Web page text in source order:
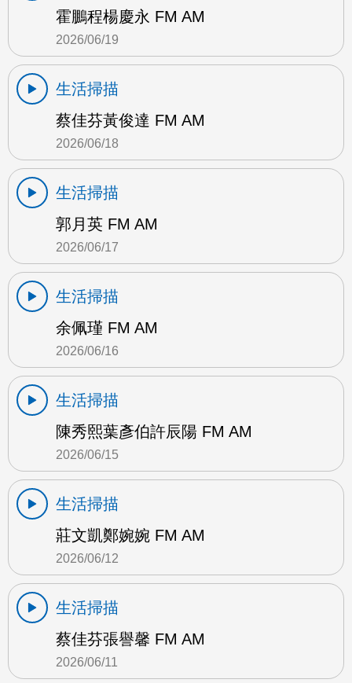
霍鵬程楊慶永 FM AM
2026/06/19
生活掃描
蔡佳芬黃俊達 FM AM
2026/06/18
生活掃描
郭月英 FM AM
2026/06/17
生活掃描
余佩瑾 FM AM
2026/06/16
生活掃描
陳秀熙葉彥伯許辰陽 FM AM
2026/06/15
生活掃描
莊文凱鄭婉婉 FM AM
2026/06/12
生活掃描
蔡佳芬張譽馨 FM AM
2026/06/11